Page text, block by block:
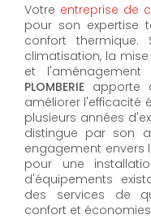
Votre entreprise de
pour son expertise
confort
climatisation, la
et
PLOMBERIE apporte
améliorer l'efficacité
plusieurs années
distingue par son
engagement envers
pour une
d'équipements
des services de
confort et